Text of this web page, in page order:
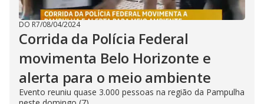
DO R7/08/04/2024
Corrida da Polícia Federal
movimenta Belo Horizonte e
alerta para o meio ambiente
Evento reuniu quase 3.000 pessoas na região da Pampulha